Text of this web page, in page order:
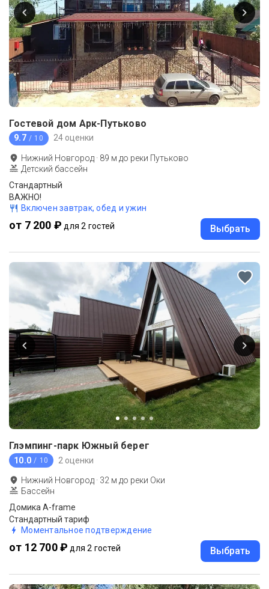
Гостевой дом Арк-Путьково
9.7 / 10 24 оценки
Нижний Новгород · 89 м до реки Путьково
Детский бассейн
Стандартный
ВАЖНО!
Включен завтрак, обед и ужин
от 7 200 ₽ для 2 гостей Выбрать
Глэмпинг-парк Южный берег
10.0 / 10 2 оценки
Нижний Новгород · 32 м до реки Оки
Бассейн
Домика A-frame
Стандартный тариф
Моментальное подтверждение
от 12 700 ₽ для 2 гостей Выбрать